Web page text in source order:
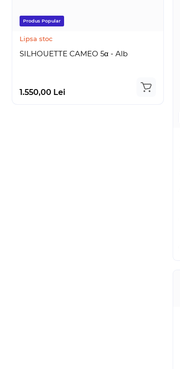
Produs Popular
Lipsa stoc
SILHOUETTE CAMEO 5α - Alb
1.550,00 Lei